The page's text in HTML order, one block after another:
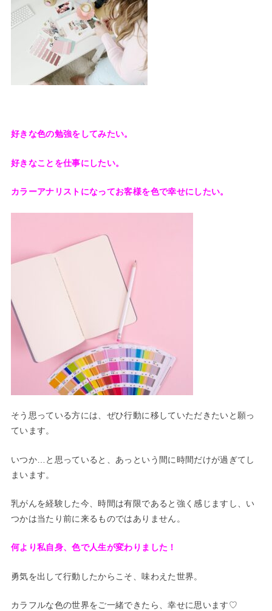
好きな色の勉強をしてみたい。
好きなことを仕事にしたい。
カラーアナリストになってお客様を色で幸せにしたい。
そう思っている方には、ぜひ行動に移していただきたいと願っ
ています。
いつか…と思っていると、あっという間に時間だけが過ぎてし
まいます。
乳がんを経験した今、時間は有限であると強く感じますし、い
つかは当たり前に来るものではありません。
何より私自身、色で人生が変わりました！
勇気を出して行動したからこそ、味わえた世界。
カラフルな色の世界をご一緒できたら、幸せに思います♡